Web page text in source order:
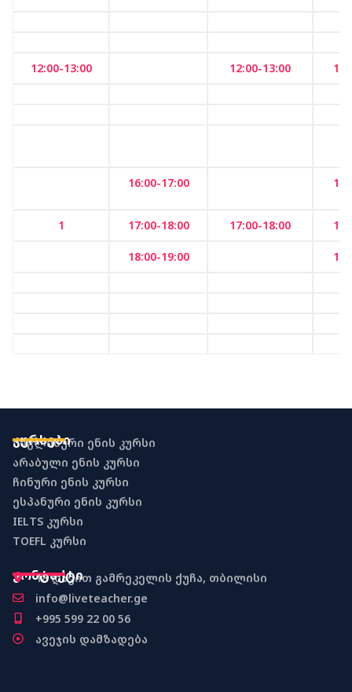
12:00-13:00 12:00-13:00
16:00-17:00
1 17:00-18:00 17:00-18:00
18:00-19:00
კურსები
ინგლისური ენის კურსი
არაბული ენის კურსი
ჩინური ენის კურსი
ესპანური ენის კურსი
IELTS კურსი
TOEFL კურსი
კონტაქტი
18 დავით გამრეკელის ქუჩა, თბილისი
info@liveteacher.ge
+995 599 22 00 56
ავეჯის დამზადება